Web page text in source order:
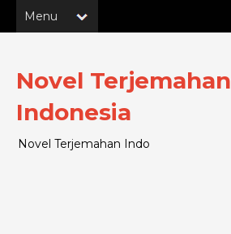
Novel Terjemahan
Indonesia
Novel Terjemahan Indo